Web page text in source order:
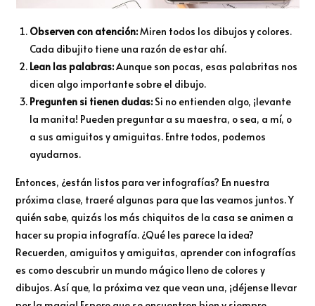
Observen con atención:Miren todos los dibujos y colores.
Cada dibujito tiene una razón de estar ahí.
Lean las palabras:Aunque son pocas, esas palabritas nos
dicen algo importante sobre el dibujo.
Pregunten si tienen dudas: Si no entienden algo, ¡levante
la manita! Pueden preguntar a su maestra, o sea, a mí, o
a sus amiguitos y amiguitas. Entre todos, podemos
ayudarnos.
Entonces, ¿están listos para ver infografías? En nuestra
próxima clase, traeré algunas para que las veamos juntos. Y
quién sabe, quizás los más chiquitos de la casa se animen a
hacer su propia infografía. ¿Qué les parece la idea?
Recuerden, amiguitos y amiguitas, aprender con infografías
es como descubrir un mundo mágico lleno de colores y
dibujos. Así que, la próxima vez que vean una, ¡déjense llevar